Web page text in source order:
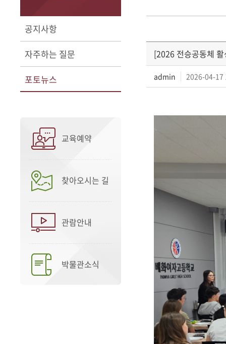
공지사항
자주하는 질문
포토뉴스
교육예약
찾아오시는 길
관람안내
박물관소식
[2026 전승공동체
admin 2026-04-17